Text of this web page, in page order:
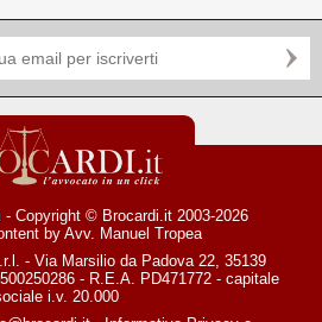
Copyright © Brocardi.it 2003-2026
by Avv. Manuel Tropea
- Via Marsilio da Padova 22, 35139
- R.E.A. PD471772 - capitale
i.v. 20.000